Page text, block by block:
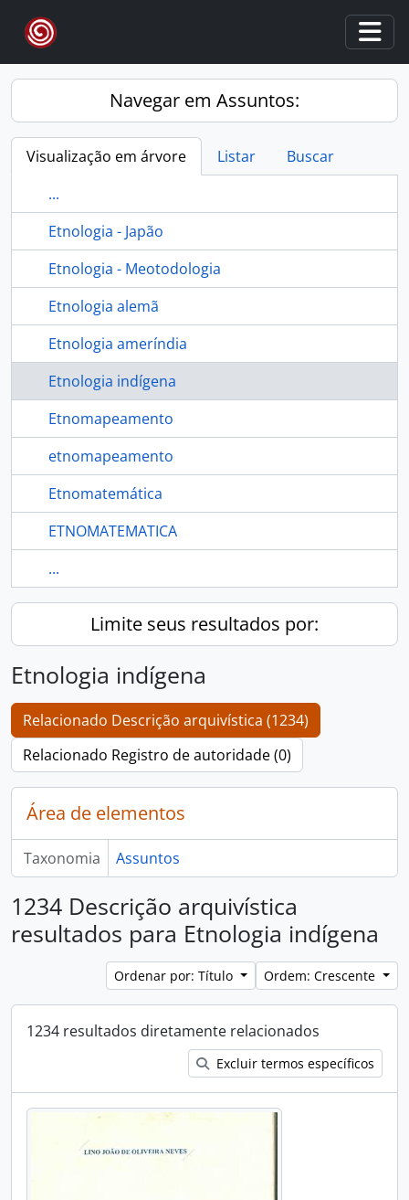
Skip to main content
Navegar em Assuntos:
Visualização em árvore Listar
Buscar
...
Etnologia - Japão
Etnologia - Meotodologia
Etnologia alemã
Etnologia ameríndia
Etnologia indígena
Etnomapeamento
etnomapeamento
Etnomatemática
ETNOMATEMATICA
...
Limite seus resultados por:
Etnologia indígena
Relacionado Descrição arquivística (1234)
Relacionado Registro de autoridade (0)
Área de elementos
Taxonomia Assuntos
1234 Descrição arquivística
resultados para Etnologia indígena
Ordenar por: Título Ordem: Crescente
1234 resultados diretamente relacionados
Excluir termos específicos